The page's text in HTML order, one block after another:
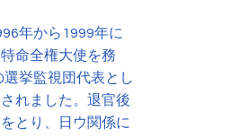
年から1999年に
命全権大使を務
挙監視団代表とし
れました。退官後
とり、日ウ関係に